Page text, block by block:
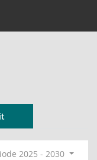
2025 - 2030